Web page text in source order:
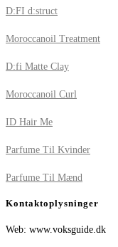
D:FI d:struct
Moroccanoil Treatment
D:fi Matte Clay
Moroccanoil Curl
ID Hair Me
Parfume Til Kvinder
Parfume Til Mænd
Kontaktoplysninger
Web: www.voksguide.dk